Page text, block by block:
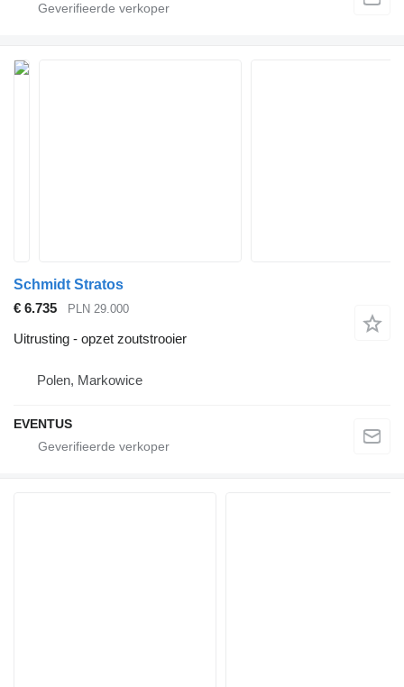
Schmidt Stratos
€ 6.735
PLN 29.000
Uitrusting - opzet zoutstrooier
Polen, Markowice
EVENTUS